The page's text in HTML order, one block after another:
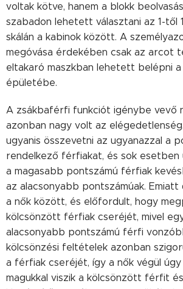
voltak kötve, hanem a blokk
szabadon lehetett választani az 1-től
skálán a kabinok között. A
megóvása érdekében csak az arcot
eltakaró maszkban lehetett belépni a
épületébe.
A zsákbaférfi funkciót igénybe vevő
azonban nagy volt az
ugyanis összevetni az ugyanazzal a
rendelkező férfiakat, és sok esetben
a magasabb pontszámú férfiak
az alacsonyabb pontszámúak.
a nők között, és előfordult, hogy
kölcsönzött férfiak cseréjét, mivel
alacsonyabb pontszámú férfi
kölcsönzési feltételek azonban
a férfiak cseréjét, így a nők végül
magukkal viszik a kölcsönzött férfit